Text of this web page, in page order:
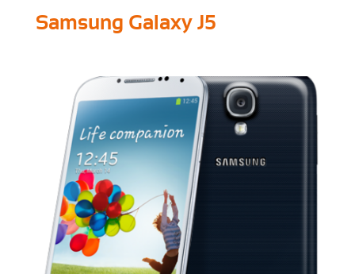
Samsung Galaxy J5